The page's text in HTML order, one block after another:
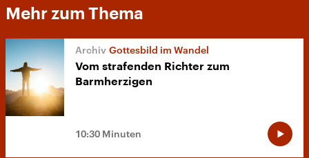
Mehr zum Thema
Gottesbild im Wandel
Vom strafenden Richter zum
Barmherzigen
10:30 Minuten